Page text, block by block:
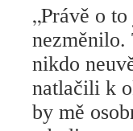
„Právě o
nezměnilo.
nikdo
natlačili k
by mě